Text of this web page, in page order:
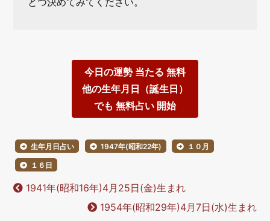
今日の運勢 当たる 無料
他の生年月日（誕生日）
でも 無料占い 開始
生年月日占い 1947年(昭和22年) １０月
１６日
1941年(昭和16年)4月25日(金)生まれ
1954年(昭和29年)4月7日(水)生まれ